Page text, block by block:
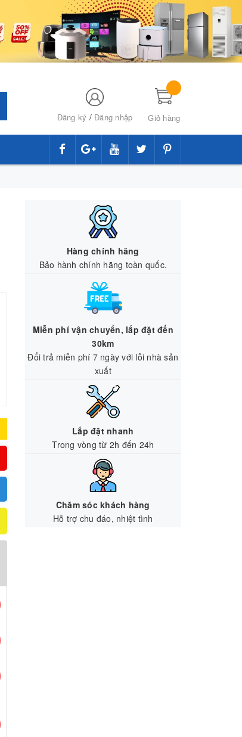
Đăng ký /Đăng nhập Giỏ hàng
Hàng chính hãng
Bảo hành chính hãng toàn quốc.
Miễn phí vận chuyển, lắp đặt đến
30km
Đổi trả miễn phí 7 ngày với lỗi nhà sản
xuất
Lắp đặt nhanh
Trong vòng từ 2h đến 24h
Chăm sóc khách hàng
Hỗ trợ chu đáo, nhiệt tình